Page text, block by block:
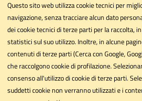
link
Dipartimento di Scienze
Università degli Studi di
Via Pascoli, 20 - 06123 -
Email
Questo sito web utilizza cookie tecnici per
navigazione, senza tracciare alcun dato
dei cookie tecnici di terze parti per la raccolta,
statistici sul suo utilizzo. Inoltre, in alcune
contenuti di terze parti (Cerca con Google,
che raccolgono cookie di profilazione.
consenso all'utilizzo di cookie di terze parti.
suddetti cookie non verranno utilizzati e i